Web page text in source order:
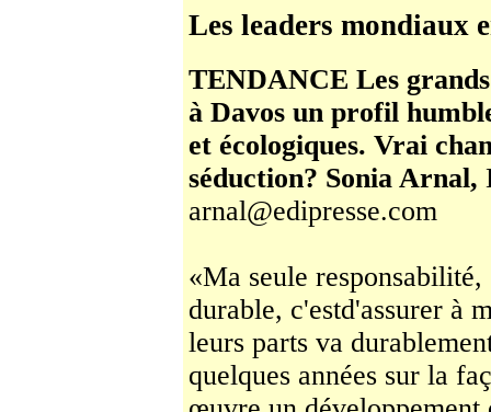
Les leaders mondiaux
TENDANCE Les
à Davos un profil
et écologiques. Vrai
séduction? Sonia Arnal,
arnal@edipresse.com
«Ma seule
durable, c'estd'assu­rer à
leurs parts va
quelques années sur la